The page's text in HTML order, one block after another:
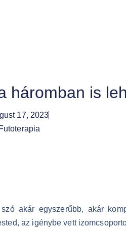
háromban is
17, 2023
Futoterapia
akár egyszerűbb, akár
az igénybe vett